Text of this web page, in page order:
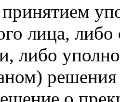
принятием
лица,
либо